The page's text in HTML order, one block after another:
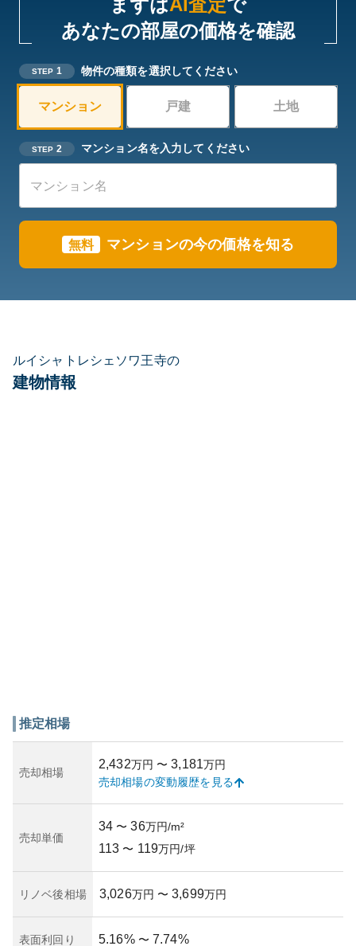
まずはAI査定で
あなたの部屋の価格を確認
STEP 1 物件の種類を選択してください
マンション 戸建 土地
STEP 2 マンション名を入力してください
無料 マンションの今の価格を知る
ルイシャトレシェソワ王寺の
建物情報
推定相場
売却相場
2,432万円 〜 3,181万円
売却相場の変動履歴を見る
売却単価
34 〜 36万円/m²
113 〜 119万円/坪
リノベ後相場 3,026万円 〜 3,699万円
表面利回り 5.16% 〜 7.74%